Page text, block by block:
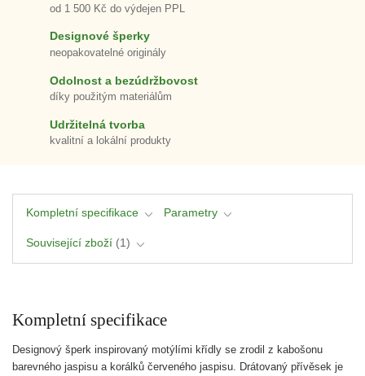
od 1 500 Kč do výdejen PPL
Designové šperky
neopakovatelné originály
Odolnost a bezúdržbovost
díky použitým materiálům
Udržitelná tvorba
kvalitní a lokální produkty
Kompletní specifikace Parametry
Související zboží 1
Kompletní specifikace
Designový šperk inspirovaný motýlími křídly se zrodil z kabošonu
barevného jaspisu a korálků červeného jaspisu. Drátovaný přívěsek je